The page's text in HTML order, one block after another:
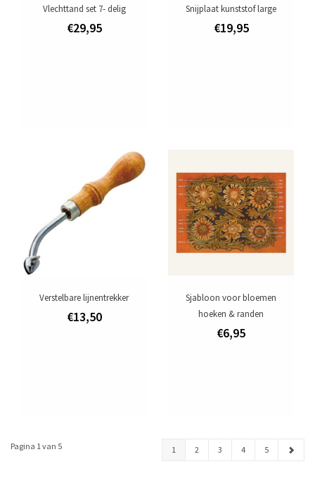
Vlechttand set 7- delig
€29,95
Snijplaat kunststof large
€19,95
Verstelbare lijnentrekker
€13,50
Sjabloon voor bloemen
hoeken & randen
€6,95
Pagina 1 van 5 1 2 3 4 5